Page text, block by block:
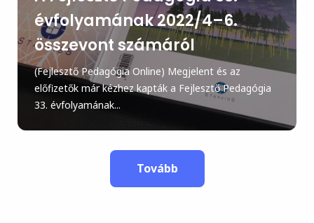
évfolyamának 2022/4–6.
összevont számáról
(Fejlesztő Pedagógia Online) Megjelent és az
előfizetők már kézhez kapták a Fejlesztő Pedagógia
33. évfolyamának...
Tovább